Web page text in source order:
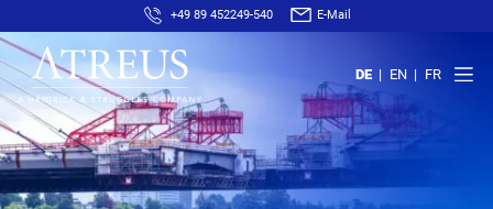
+49 89 452249-540 E-Mail
DE EN FR